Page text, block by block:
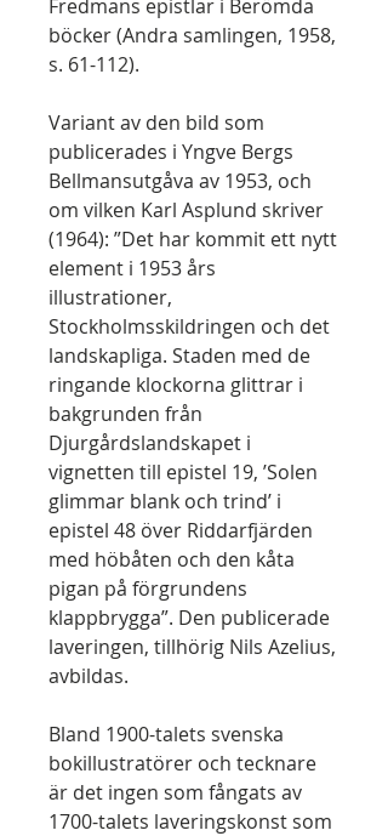
Fredmans epistlar i Berömda
böcker (Andra samlingen, 1958,
s. 61-112).
Variant av den bild som
publicerades i Yngve Bergs
Bellmansutgåva av 1953, och
om vilken Karl Asplund skriver
(1964): ”Det har kommit ett nytt
element i 1953 års
illustrationer,
Stockholmsskildringen och det
landskapliga. Staden med de
ringande klockorna glittrar i
bakgrunden från
Djurgårdslandskapet i
vignetten till epistel 19, ’Solen
glimmar blank och trind’ i
epistel 48 över Riddarfjärden
med höbåten och den kåta
pigan på förgrundens
klappbrygga”. Den publicerade
laveringen, tillhörig Nils Azelius,
avbildas.
Bland 1900-talets svenska
bokillustratörer och tecknare
är det ingen som fångats av
1700-talets laveringskonst som